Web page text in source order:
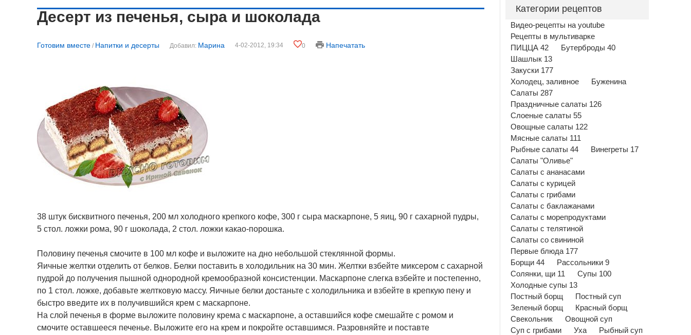
Десерт из печенья, сыра и шоколада
Готовим вместе / Напитки и десерты Добавил: Марина 4-02-2012, 19:34 0 Напечатать
38 штук бисквитного печенья, 200 мл холодного крепкого кофе, 300 г сыра маскарпоне, 5 яиц, 90 г сахарной пудры,
5 стол. ложки рома, 90 г шоколада, 2 стол. ложки какао-порошка.
Половину печенья смочите в 100 мл кофе и выложите на дно небольшой стеклянной формы.
Яичные желтки отделить от белков. Белки поставить в холодильник на 30 мин. Желтки взбейте миксером с сахарной
пудрой до получения пышной однородной кремообразной консистенции. Маскарпоне слегка взбейте и постепенно,
по 1 стол. ложке, добавьте желтковую массу. Яичные белки достаньте с холодильника и взбейте в крепкую пену и
быстро введите их в получившийся крем с маскарпоне.
На слой печенья в форме выложите половину крема с маскарпоне, а оставшийся кофе смешайте с ромом и
смочите оставшееся печенье. Выложите его на крем и покройте оставшимся. Разровняйте и поставте
Категории рецептов
Видео-рецепты на youtube
Рецепты в мультиварке
ПИЦЦА 42
Бутерброды 40
Шашлык 13
Закуски 177
Холодец, заливное
Буженина
Салаты 287
Праздничные салаты 126
Слоеные салаты 55
Овощные салаты 122
Мясные салаты 111
Рыбные салаты 44
Винегреты 17
Салаты "Оливье"
Салаты с ананасами
Салаты с курицей
Салаты с грибами
Салаты с баклажанами
Салаты с морепродуктами
Салаты с телятиной
Салаты со свининой
Первые блюда 177
Борщи 44
Рассольники 9
Солянки, щи 11
Супы 100
Холодные супы 13
Постный борщ
Постный суп
Зеленый борщ
Красный борщ
Свекольник
Овощной суп
Суп с грибами
Уха
Рыбный суп